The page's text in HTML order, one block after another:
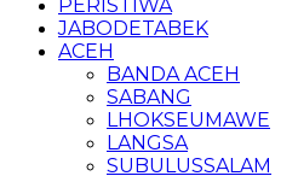
PERISTIWA
JABODETABEK
ACEH
BANDA ACEH
SABANG
LHOKSEUMAWE
LANGSA
SUBULUSSALAM